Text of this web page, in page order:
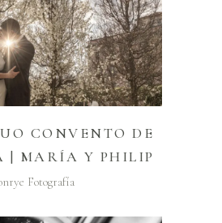
CONVENTO DE
| MARÍA Y PHILIP
Fotografía